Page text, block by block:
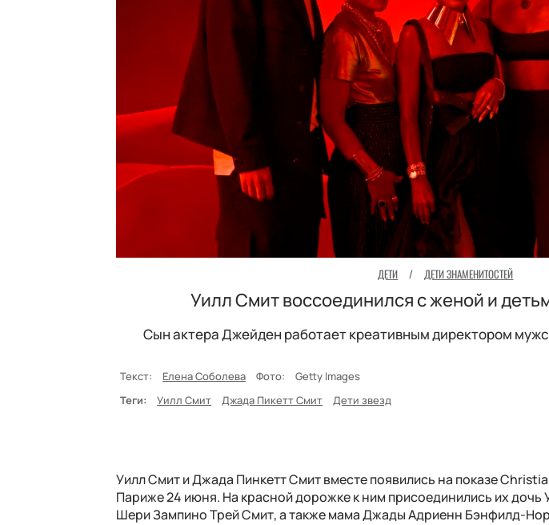
ДЕТИ / ДЕТИ ЗНАМЕНИТОСТЕЙ
Уилл Смит воссоединился с женой и
Сын актера Джейден работает креативным директором
Текст: Елена Соболева Фото: Getty Images
Теги:
Уилл Смит Джада Пикетт Смит Дети звезд
Уилл Смит и Джада Пинкетт Смит вместе появились на показе
Париже 24 июня. На красной дорожке к ним присоединились их
Шери Зампино Трей Смит, а также мама Джады Адриенн Бэнфилд-